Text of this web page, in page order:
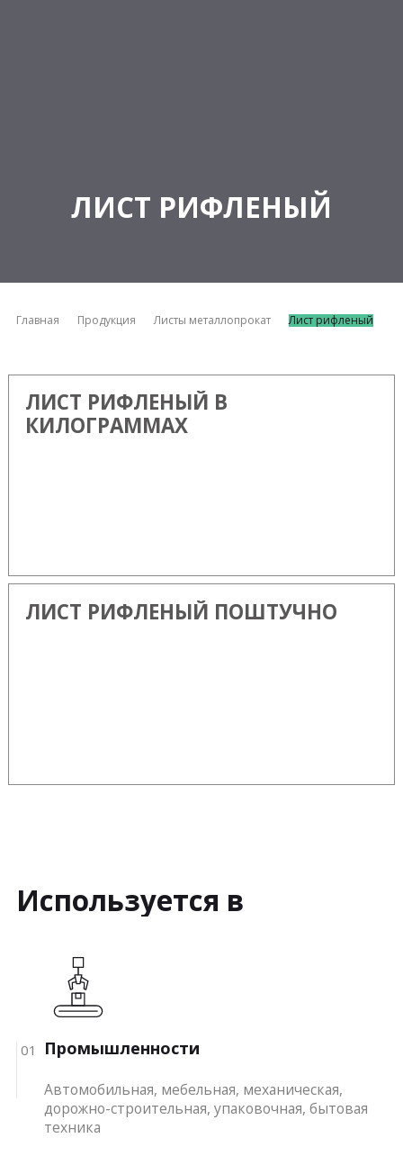
ЛИСТ РИФЛЕНЫЙ
Главная Продукция Листы металлопрокат Лист рифленый
ЛИСТ РИФЛЕНЫЙ В
КИЛОГРАММАХ
ЛИСТ РИФЛЕНЫЙ ПОШТУЧНО
Используется в
01 Промышленности
Автомобильная, мебельная, механическая,
дорожно-строительная, упаковочная, бытовая
техника